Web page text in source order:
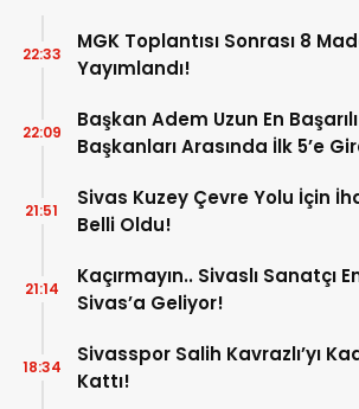
MGK Toplantısı Sonrası 8
Yayımlandı!
22:33
Başkan Adem Uzun En
Başkanları Arasında İlk 5’e
22:09
Sivas Kuzey Çevre Yolu İçin
Belli Oldu!
21:51
Kaçırmayın.. Sivaslı Sanatçı
Sivas’a Geliyor!
21:14
Sivasspor Salih Kavrazlı’yı
Kattı!
18:34